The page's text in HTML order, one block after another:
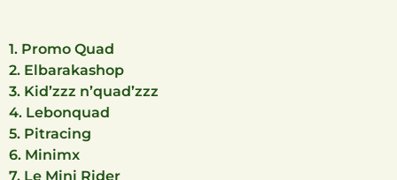
1. Promo Quad
2. Elbarakashop
3. Kid’zzz n’quad’zzz
4. Lebonquad
5. Pitracing
6. Minimx
7. Le Mini Rider